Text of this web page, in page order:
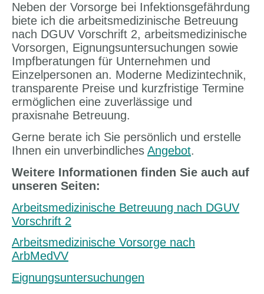
Neben der Vorsorge bei Infektionsgefährdung
biete ich die arbeitsmedizinische Betreuung
nach DGUV Vorschrift 2, arbeitsmedizinische
Vorsorgen, Eignungsuntersuchungen sowie
Impfberatungen für Unternehmen und
Einzelpersonen an. Moderne Medizintechnik,
transparente Preise und kurzfristige Termine
ermöglichen eine zuverlässige und
praxisnahe Betreuung.
Gerne berate ich Sie persönlich und erstelle
Ihnen ein unverbindliches Angebot.
Weitere Informationen finden Sie auch auf
unseren Seiten:
Arbeitsmedizinische Betreuung nach DGUV
Vorschrift 2
Arbeitsmedizinische Vorsorge nach
ArbMedVV
Eignungsuntersuchungen